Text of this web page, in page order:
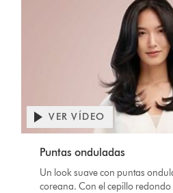
VER VÍDEO
Puntas onduladas
Un look suave con puntas
coreana. Con el cepillo